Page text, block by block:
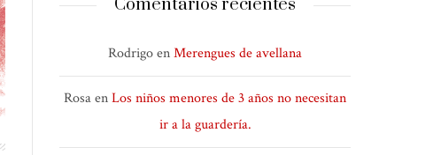
Comentarios recientes
RodrigoenMerengues de avellana
RosaenLos niños menores de 3 años no necesitan
ir a la guardería.